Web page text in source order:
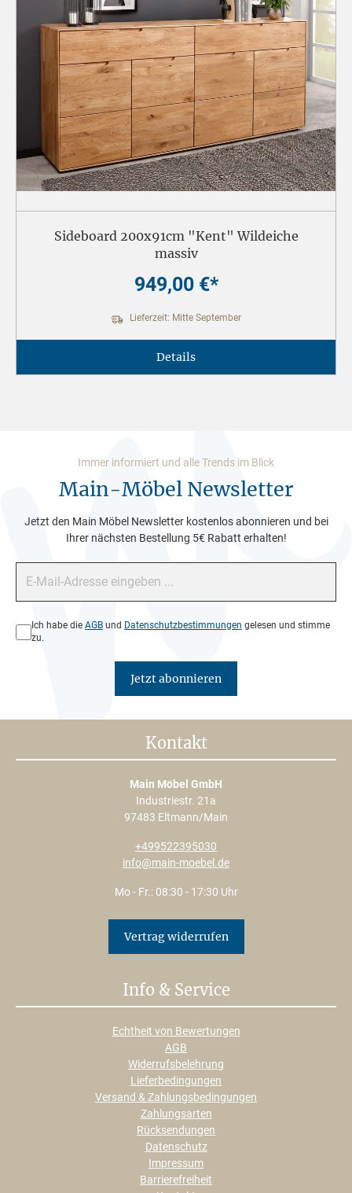
Sideboard 200x91cm "Kent" Wildeiche
massiv
949,00 €*
Lieferzeit: Mitte September
Details
Immer informiert und alle Trends im Blick
Main-Möbel Newsletter
Jetzt den Main Möbel Newsletter kostenlos abonnieren und bei
Ihrer nächsten Bestellung 5€ Rabatt erhalten!
Datenschutz*
Ich habe die AGB und Datenschutzbestimmungen gelesen und stimme
zu.
Jetzt abonnieren
Kontakt
Main Möbel GmbH
Industriestr. 21a
97483 Eltmann/Main
+499522395030
info@main-moebel.de
Mo - Fr.: 08:30 - 17:30 Uhr
Vertrag widerrufen
Info & Service
Echtheit von Bewertungen
AGB
Widerrufsbelehrung
Lieferbedingungen
Versand & Zahlungsbedingungen
Zahlungsarten
Rücksendungen
Datenschutz
Impressum
Barrierefreiheit